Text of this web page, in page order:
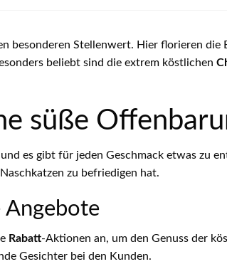
besonderen Stellenwert. Hier florieren
beliebt sind die extrem köstlichen
süße
es gibt für jeden Geschmack etwas zu
zu befriedigen hat.
Angebote
Rabatt-Aktionen an, um den Genuss der
Gesichter bei den Kunden.